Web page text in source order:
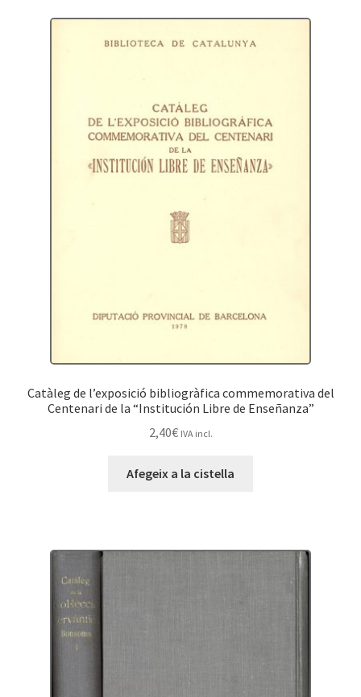
Protecció de dades
Catàleg de l’exposició bibliogràfica commemorativa del
Centenari de la “Institución Libre de Enseñanza”
2,40€ IVA incl.
Afegeix a la cistella